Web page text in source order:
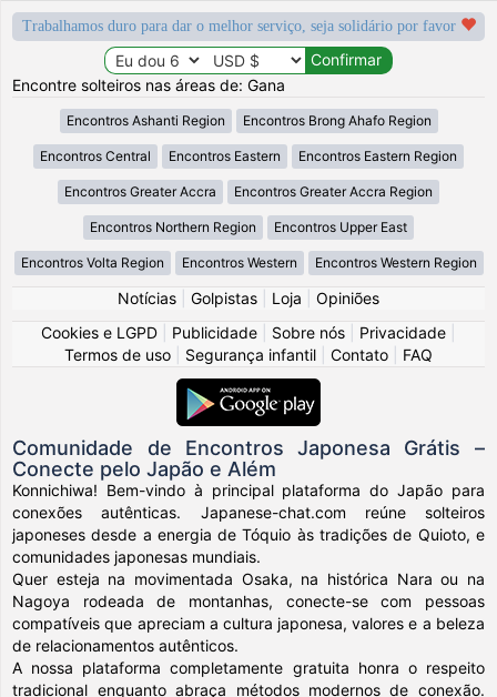
Trabalhamos duro para dar o melhor serviço, seja solidário por favor
Encontre solteiros nas áreas de: Gana
Encontros Ashanti Region Encontros Brong Ahafo Region
Encontros Central Encontros Eastern Encontros Eastern Region
Encontros Greater Accra Encontros Greater Accra Region
Encontros Northern Region Encontros Upper East
Encontros Volta Region Encontros Western Encontros Western Region
Notícias Golpistas Loja
Opiniões
Cookies e LGPD
Publicidade Sobre nós Privacidade
Termos de uso
Segurança infantil Contato FAQ
Comunidade de Encontros Japonesa Grátis –
Conecte pelo Japão e Além
Konnichiwa! Bem-vindo à principal plataforma do Japão para
conexões autênticas. Japanese-chat.com reúne solteiros
japoneses desde a energia de Tóquio às tradições de Quioto, e
comunidades japonesas mundiais.
Quer esteja na movimentada Osaka, na histórica Nara ou na
Nagoya rodeada de montanhas, conecte-se com pessoas
compatíveis que apreciam a cultura japonesa, valores e a beleza
de relacionamentos autênticos.
A nossa plataforma completamente gratuita honra o respeito
tradicional enquanto abraça métodos modernos de conexão.